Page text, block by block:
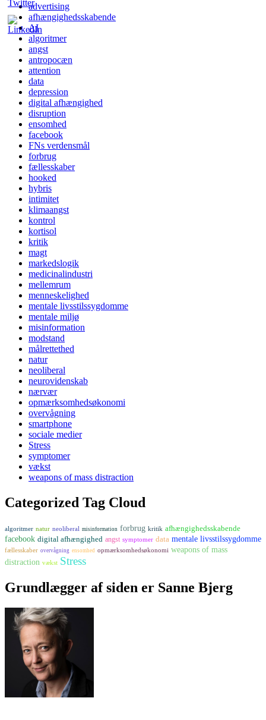
advertising
afhængighedsskabende
AI
algoritmer
angst
antropocæn
attention
data
depression
digital afhængighed
disruption
ensomhed
facebook
FNs verdensmål
forbrug
fællesskaber
hooked
hybris
intimitet
klimaangst
kontrol
kortisol
kritik
magt
markedslogik
medicinalindustri
mellemrum
menneskelighed
mentale livsstilssygdomme
mentale miljø
misinformation
modstand
målrettethed
natur
neoliberal
neurovidenskab
nærvær
opmærksomhedsøkonomi
overvågning
smartphone
sociale medier
Stress
symptomer
vækst
weapons of mass distraction
Categorized Tag Cloud
algoritmer natur neoliberal misinformation forbrug kritik afhængighedsskabende
facebook digital afhængighed angst symptomer data mentale livsstilssygdomme
fællesskaber overvågning ensomhed opmærksomhedsøkonomi weapons of mass
distraction vækst Stress
Grundlægger af siden er Sanne Bjerg